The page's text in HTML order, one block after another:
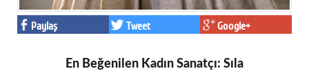
Paylaş Tweet Google+
En Beğenilen Kadın Sanatçı: Sıla